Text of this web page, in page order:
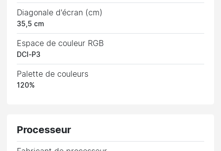
Diagonale d'écran (cm)
35,5 cm
Espace de couleur RGB
DCI-P3
Palette de couleurs
120%
Processeur